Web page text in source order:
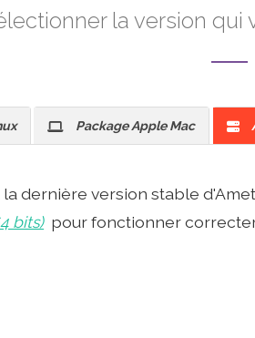
la version
Package Apple Mac
dernière version stable
bits)pour fonctionner